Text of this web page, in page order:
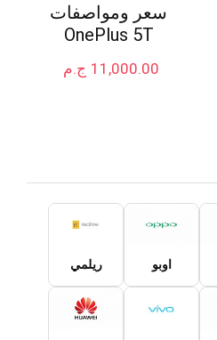
سعر ومواصفات
OnePlus 5T
ج.م 11,000.00
اوبو ريلمي